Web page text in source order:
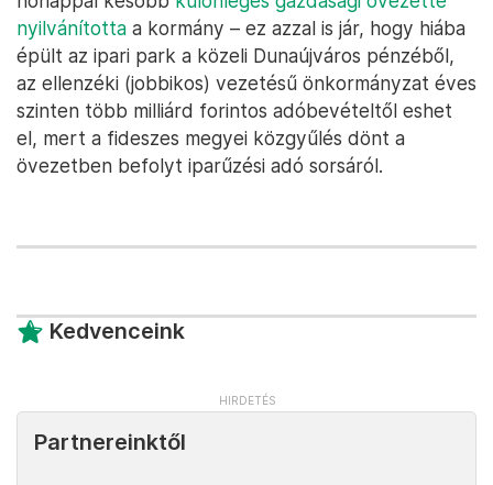
nyilvánította a kormány – ez azzal is jár, hogy hiába
épült az ipari park a közeli Dunaújváros pénzéből,
az ellenzéki (jobbikos) vezetésű önkormányzat éves
szinten több milliárd forintos adóbevételtől eshet
el, mert a fideszes megyei közgyűlés dönt a
övezetben befolyt iparűzési adó sorsáról.
Kedvenceink
Partnereinktől